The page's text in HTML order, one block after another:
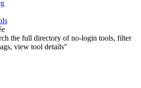
the full directory of no-login tools, filter
view tool details"